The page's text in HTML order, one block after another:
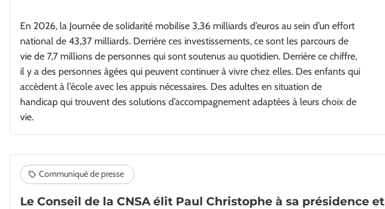
En 2026, la Journée de solidarité mobilise 3,36 milliards d’euros au sein d’un effort
national de 43,37 milliards. Derrière ces investissements, ce sont les parcours de
vie de 7,7 millions de personnes qui sont soutenus au quotidien. Derrière ce chiffre,
il y a des personnes âgées qui peuvent continuer à vivre chez elles. Des enfants qui
accèdent à l’école avec les appuis nécessaires. Des adultes en situation de
handicap qui trouvent des solutions d’accompagnement adaptées à leurs choix de
vie.
Le Conseil de la CNSA élit Paul Christophe à sa présidence et